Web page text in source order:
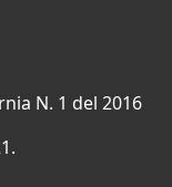
N. 1 del 2016